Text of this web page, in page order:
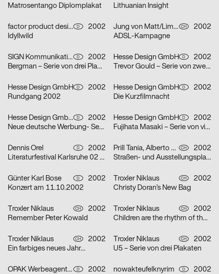
Matrosentango Diplomplakat
Lithuanian Insight
factor product designagentur D
2002
Idyllwild
Jung von Matt/Limmat AG CH
2002
ADSL-Kampagne
SIGN Kommunikation GmbH D
2002
Bergman – Serie von drei Plakaten
Hesse Design GmbH D
2002
Trevor Gould – Serie von zwei Plakaten
Hesse Design GmbH D
2002
Rundgang 2002
Hesse Design GmbH D
2002
Die Kurzfilmnacht
Hesse Design GmbH, Arthur Marek, Guido Heffels, Christian Boros, nowakteufelknyrim D
2002
Neue deutsche Werbung- Serie von drei Plakaten
Hesse Design GmbH D
2002
Fujihata Masaki – Serie von vier Plakaten
Dennis Orel D
2002
Literaturfestival Karlsruhe 02 – Serie von drei Plakaten
Prill Tania, Alberto Vieceli CH
2002
Straßen- und Ausstellungsplakate: Stand der Dinge: Neustes Wohnen in Zürich – Serie von sechs Plakaten
Günter Karl Bose D
2002
Konzert am 11.10.2002
Troxler Niklaus CH
2002
Christy Doran’s New Bag
Troxler Niklaus CH
2002
Remember Peter Kowald
Troxler Niklaus CH
2002
Children are the rhythm of the world
Troxler Niklaus CH
2002
Ein farbiges neues Jahr…
Troxler Niklaus CH
2002
U5 – Serie von drei Plakaten
OPAK Werbeagentur D
2002
nowakteufelknyrim D
2002